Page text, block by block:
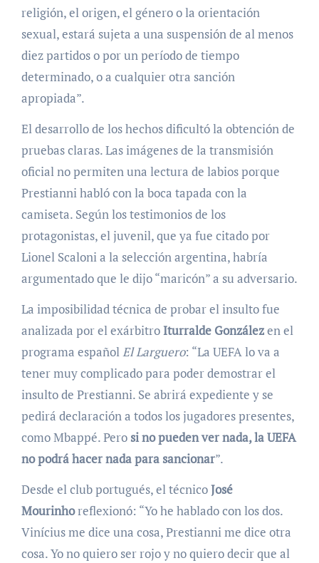
religión, el origen, el género o la orientación
sexual, estará sujeta a una suspensión de al menos
diez partidos o por un período de tiempo
determinado, o a cualquier otra sanción
apropiada”.
El desarrollo de los hechos dificultó la obtención de
pruebas claras. Las imágenes de la transmisión
oficial no permiten una lectura de labios porque
Prestianni habló con la boca tapada con la
camiseta. Según los testimonios de los
protagonistas, el juvenil, que ya fue citado por
Lionel Scaloni a la selección argentina, habría
argumentado que le dijo “maricón” a su adversario.
La imposibilidad técnica de probar el insulto fue
analizada por el exárbitroIturralde Gonzálezen el
programa españolEl Larguero: “La UEFA lo va a
tener muy complicado para poder demostrar el
insulto de Prestianni. Se abrirá expediente y se
pedirá declaración a todos los jugadores presentes,
como Mbappé. Pero si no pueden ver nada, la UEFA
no podrá hacer nada para sancionar”.
Desde el club portugués, el técnicoJosé
Mourinhoreflexionó: “Yo he hablado con los dos.
Vinícius me dice una cosa, Prestianni me dice otra
cosa. Yo no quiero ser rojo y no quiero decir que al